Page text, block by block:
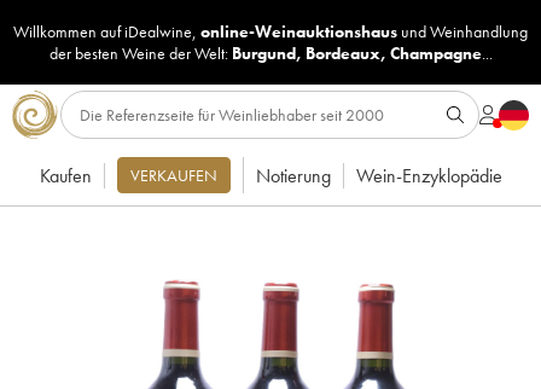
Willkommen auf iDealwine, online-Weinauktionshaus undWeinhandlung
der besten Weine der Welt: Burgund, Bordeaux, Champagne...
Kaufen VERKAUFEN Notierung Wein-Enzyklopädie